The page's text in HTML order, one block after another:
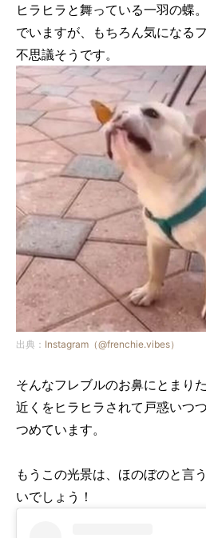
ヒラヒラと舞っている一羽の蝶
でいますが、もちろん気になる
不思議そうです。
出典： Instagram（@frenchie.vibes）
そんなフレブルのお鼻にとまり
近くをヒラヒラされて戸惑いつ
つめています。
もうこの光景は、ほのぼのと言
いでしょう！